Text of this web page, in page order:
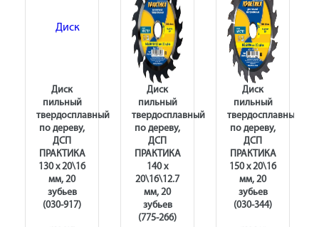
Диск
пильный
твердосплавный
по дереву,
ДСП
ПРАКТИКА
130 х 20\16
мм, 20
зубьев
(030-917)
Диск
пильный
твердосплавный
по дереву,
ДСП
ПРАКТИКА
140 х
20\16\12.7
мм, 20
зубьев
(775-266)
Диск
пильный
твердосплавный
по дереву,
ДСП
ПРАКТИКА
150 х 20\16
мм, 20
зубьев
(030-344)